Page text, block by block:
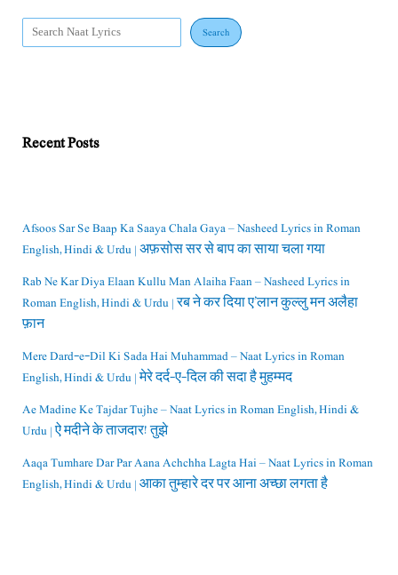
Search
Recent Posts
Afsoos Sar Se Baap Ka Saaya Chala Gaya – Nasheed Lyrics in Roman
English, Hindi & Urdu | अफ़सोस सर से बाप का साया चला गया
Rab Ne Kar Diya Elaan Kullu Man Alaiha Faan – Nasheed Lyrics in
Roman English, Hindi & Urdu | रब ने कर दिया ए’लान कुल्लु मन अलैहा
फ़ान
Mere Dard-e-Dil Ki Sada Hai Muhammad – Naat Lyrics in Roman
English, Hindi & Urdu | मेरे दर्द-ए-दिल की सदा है मुहम्मद
Ae Madine Ke Tajdar Tujhe – Naat Lyrics in Roman English, Hindi &
Urdu | ऐ मदीने के ताजदार! तुझे
Aaqa Tumhare Dar Par Aana Achchha Lagta Hai – Naat Lyrics in Roman
English, Hindi & Urdu | आका तुम्हारे दर पर आना अच्छा लगता है